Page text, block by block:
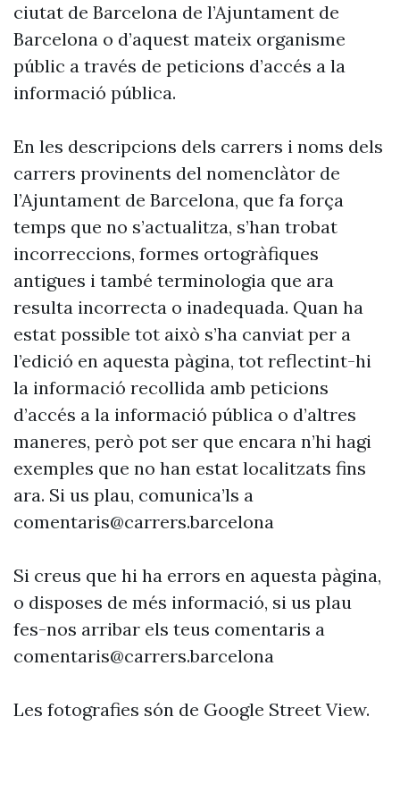
ciutat de Barcelona de l’Ajuntament de
Barcelona o d’aquest mateix organisme
públic a través de peticions d’accés a la
informació pública.
En les descripcions dels carrers i noms dels
carrers provinents del nomenclàtor de
l’Ajuntament de Barcelona, que fa força
temps que no s’actualitza, s’han trobat
incorreccions, formes ortogràfiques
antigues i també terminologia que ara
resulta incorrecta o inadequada. Quan ha
estat possible tot això s’ha canviat per a
l’edició en aquesta pàgina, tot reflectint-hi
la informació recollida amb peticions
d’accés a la informació pública o d’altres
maneres, però pot ser que encara n’hi hagi
exemples que no han estat localitzats fins
ara. Si us plau, comunica’ls a
comentaris@carrers.barcelona
Si creus que hi ha errors en aquesta pàgina,
o disposes de més informació, si us plau
fes-nos arribar els teus comentaris a
comentaris@carrers.barcelona
Les fotografies són de Google Street View.